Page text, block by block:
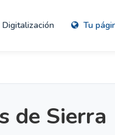
Digitalización Tu
de Sierra